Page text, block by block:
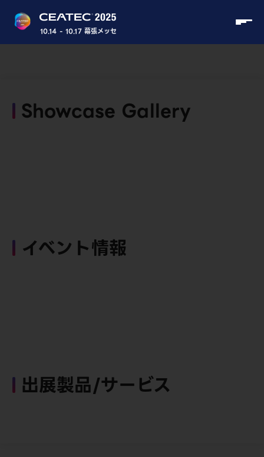
10.14 - 10.17 幕張メッセ
Showcase Gallery
イベント情報
出展製品/サービス